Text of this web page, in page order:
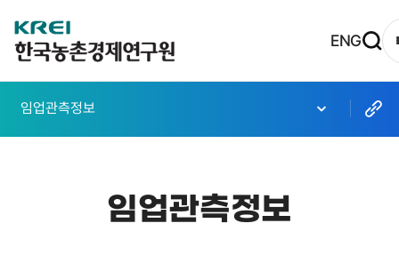
한
국
촌
ENG
임업관측정보
임업관측정보